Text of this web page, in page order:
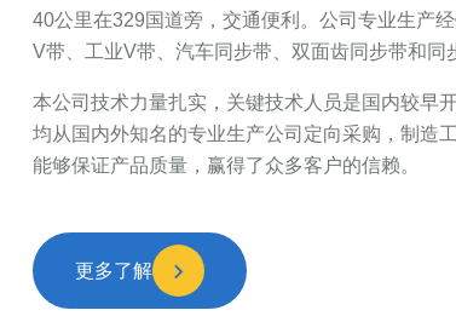
40公里在329国道旁，交通便利。公司专业生产
V带、工业V带、汽车同步带、双面齿同步带和同
本公司技术力量扎实，关键技术人员是国内较早
均从国内外知名的专业生产公司定向采购，制造
能够保证产品质量，赢得了众多客户的信赖。
更多了解